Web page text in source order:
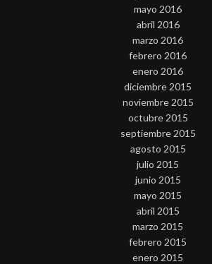
mayo 2016
abril 2016
marzo 2016
febrero 2016
enero 2016
diciembre 2015
noviembre 2015
octubre 2015
septiembre 2015
agosto 2015
julio 2015
junio 2015
mayo 2015
abril 2015
marzo 2015
febrero 2015
enero 2015